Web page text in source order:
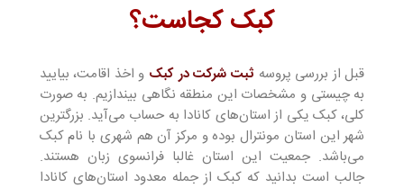
کبک کجاست؟
قبل از بررسی پروسه ثبت شرکت در کبک و اخذ اقامت، بیایید
به چیستی و مشخصات این منطقه نگاهی بیندازیم. به صورت
کلی، کبک یکی از استان‌های کانادا به حساب می‌آید. بزرگترین
شهر این استان مونترال بوده و مرکز آن هم شهری با نام کبک
می‌باشد. جمعیت این استان غالبا فرانسوی زبان هستند.
جالب است بدانید که کبک از جمله معدود استان‌های کانادا